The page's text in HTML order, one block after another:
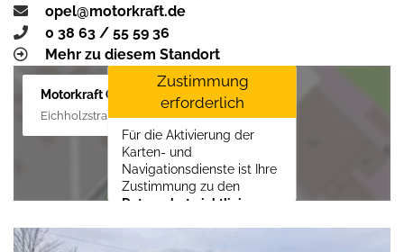
opel@motorkraft.de
0 38 63 / 55 59 36
Mehr zu diesem Standort
Motorkraft GmbH
Eichholzstraße 88, 19089 Crivitz
Zustimmung
erforderlich
Für die Aktivierung der
Karten- und
Navigationsdienste ist Ihre
Zustimmung zu den
Datenschutzrichtlinien